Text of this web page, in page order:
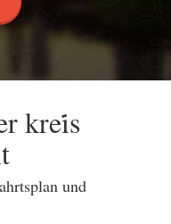
krei̇s
und